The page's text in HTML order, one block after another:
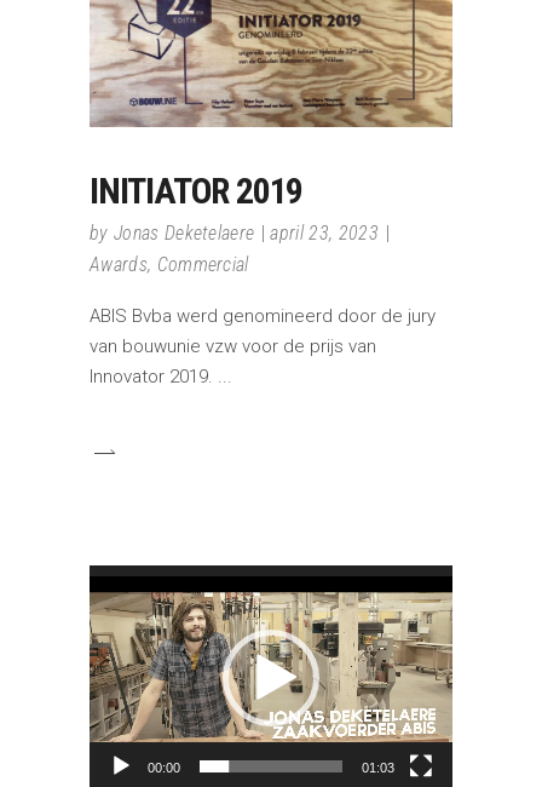
INITIATOR 2019
by Jonas Deketelaere
april 23, 2023
Awards, Commercial
ABIS Bvba werd genomineerd door de jury
van bouwunie vzw voor de prijs van
Innovator 2019.
Videospeler
00:00 01:03